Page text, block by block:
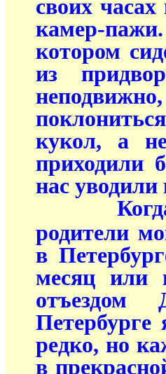
своих
камер-
котором
из
кукол, а
приходили
нас
родители
в
месяц или
отъездом
Петербурге
редко, но
в